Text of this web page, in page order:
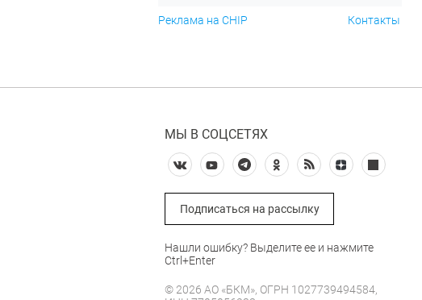
Реклама на CHIP Контакты
МЫ В СОЦСЕТЯХ
Подписаться на рассылку
Нашли ошибку? Выделите ее и нажмите
Ctrl+Enter
© 2026 АО «БКМ», ОГРН 1027739494584,